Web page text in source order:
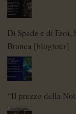
Di Spade e di Eroi,
Branca [blogtour]
“Il prezzo della